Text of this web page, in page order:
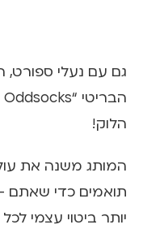
גם עם נעלי ספורט,
הלוק!
המותג משנה את
תואמים כדי שאתם
יותר ביטוי עצמי לכל